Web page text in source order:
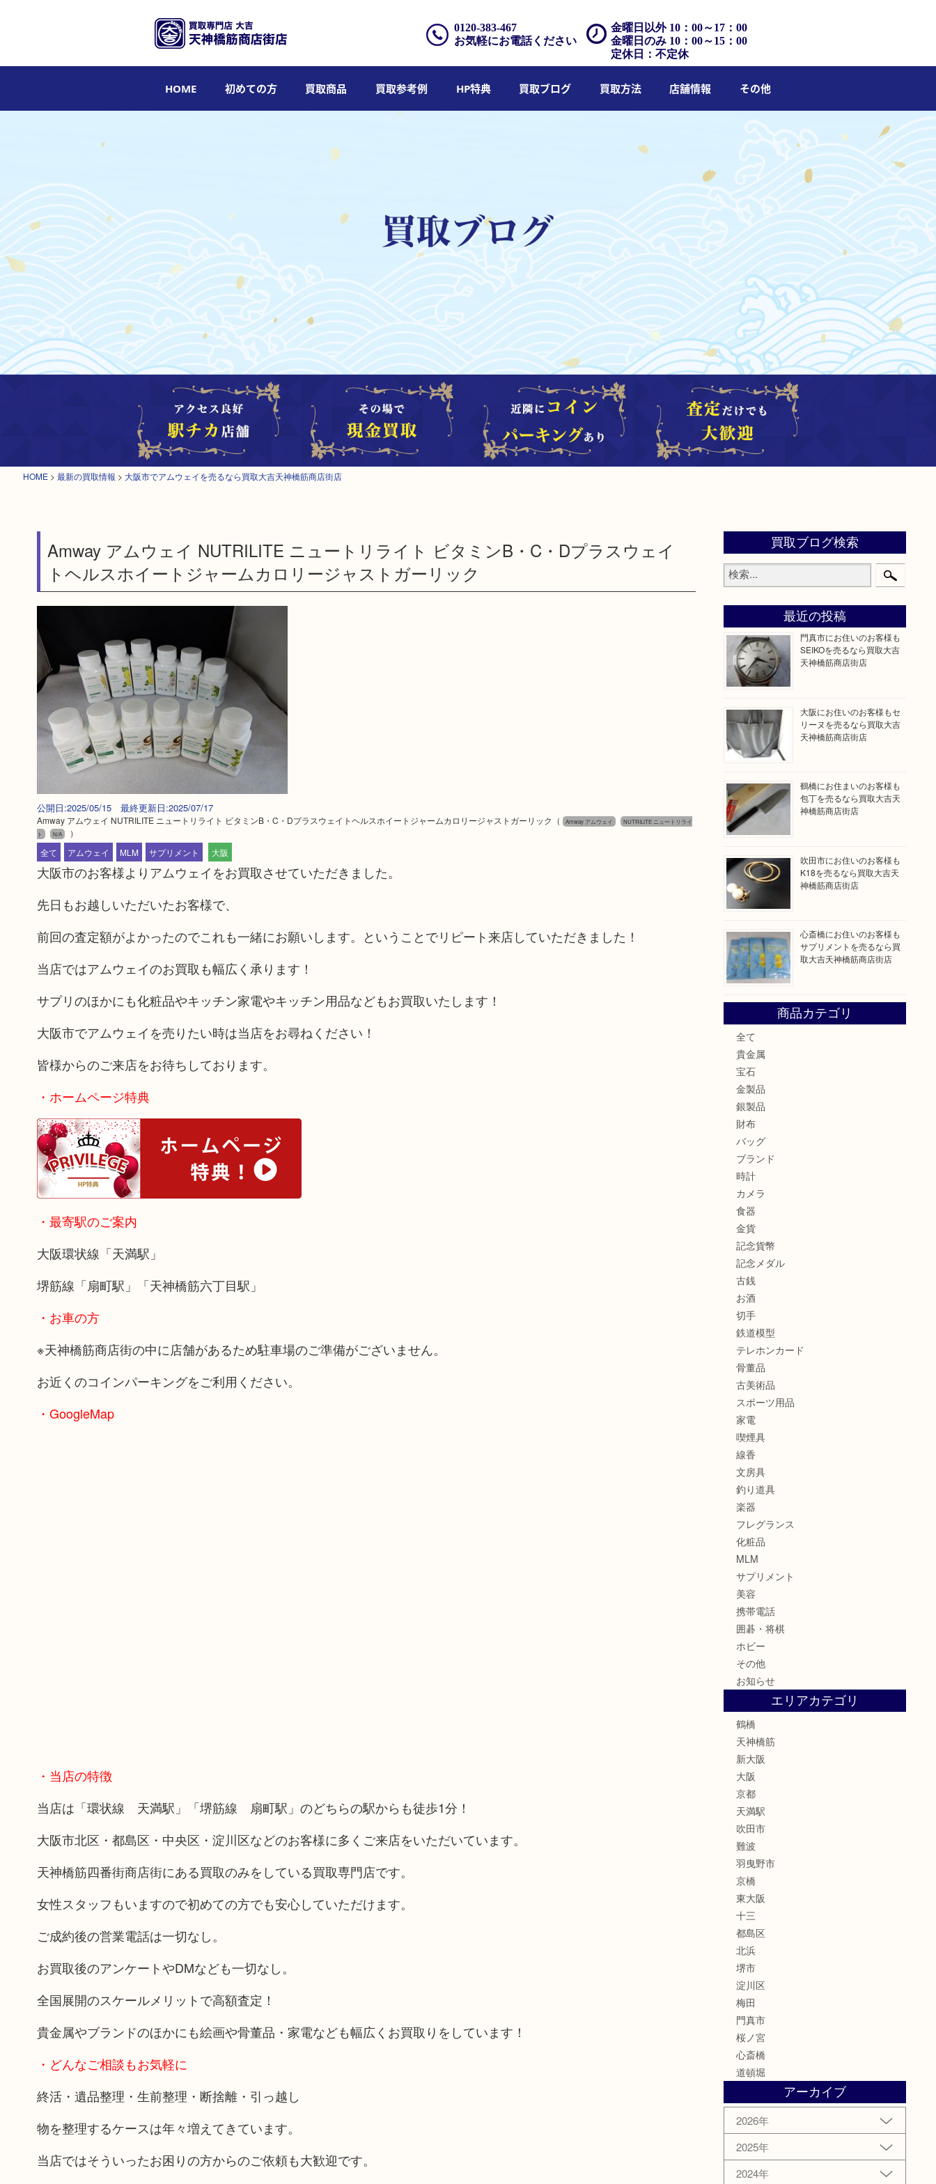
金曜日以外 10：00～17：00
金曜日のみ 10：00～15：00
定休日：不定休
0120-383-467
お気軽にお電話ください
HOME 初めての方 買取商品 買取参考例 HP特典 買取ブログ 買取方法 店舗情報 その他
HOME > 最新の買取情報 > 大阪市でアムウェイを売るなら買取大吉天神橋筋商店街店
Amway アムウェイ NUTRILITE ニュートリライト ビタミンB・C・Dプラスウェイ
トヘルスホイートジャームカロリージャストガーリック
公開日:2025/05/15 最終更新日:2025/07/17
Amway アムウェイ NUTRILITE ニュートリライト ビタミンB・C・Dプラスウェイトヘルスホイートジャームカロリージャストガーリック （ Amway アムウェイ
NUTRILITE ニュートリライ
ト
N/A
）
全て
アムウェイ MLM サプリメント 大阪
大阪市のお客様よりアムウェイをお買取させていただきました。
先日もお越しいただいたお客様で、
前回の査定額がよかったのでこれも一緒にお願いします。ということでリピート来店していただきました！
当店ではアムウェイのお買取も幅広く承ります！
サプリのほかにも化粧品やキッチン家電やキッチン用品などもお買取いたします！
大阪市でアムウェイを売りたい時は当店をお尋ねください！
皆様からのご来店をお待ちしております。
・ホームページ特典
・最寄駅のご案内
大阪環状線「天満駅」
堺筋線「扇町駅」「天神橋筋六丁目駅」
・お車の方
※天神橋筋商店街の中に店舗があるため駐車場のご準備がございません。
お近くのコインパーキングをご利用ください。
・GoogleMap
・当店の特徴
当店は「環状線 天満駅」「堺筋線 扇町駅」のどちらの駅からも徒歩1分！
大阪市北区・都島区・中央区・淀川区などのお客様に多くご来店をいただいています。
天神橋筋四番街商店街にある買取のみをしている買取専門店です。
女性スタッフもいますので初めての方でも安心していただけます。
ご成約後の営業電話は一切なし。
お買取後のアンケートやDMなども一切なし。
全国展開のスケールメリットで高額査定！
貴金属やブランドのほかにも絵画や骨董品・家電なども幅広くお買取りをしています！
・どんなご相談もお気軽に
終活・遺品整理・生前整理・断捨離・引っ越し
物を整理するケースは年々増えてきています。
当店ではそういったお困りの方からのご依頼も大歓迎です。
買取ブログ検索
最近の投稿
門真市にお住いのお客様も
SEIKOを売るなら買取大吉
天神橋筋商店街店
大阪にお住いのお客様もセ
リーヌを売るなら買取大吉
天神橋筋商店街店
鶴橋にお住まいのお客様も
包丁を売るなら買取大吉天
神橋筋商店街店
吹田市にお住いのお客様も
K18を売るなら買取大吉天
神橋筋商店街店
心斎橋にお住いのお客様も
サプリメントを売るなら買
取大吉天神橋筋商店街店
商品カテゴリ
全て
貴金属
宝石
金製品
銀製品
財布
バッグ
ブランド
時計
カメラ
食器
金貨
記念貨幣
記念メダル
古銭
お酒
切手
鉄道模型
テレホンカード
骨董品
古美術品
スポーツ用品
家電
喫煙具
線香
文房具
釣り道具
楽器
フレグランス
化粧品
MLM
サプリメント
美容
携帯電話
囲碁・将棋
ホビー
その他
お知らせ
エリアカテゴリ
鶴橋
天神橋筋
新大阪
大阪
京都
天満駅
吹田市
難波
羽曳野市
京橋
東大阪
十三
都島区
北浜
堺市
淀川区
梅田
門真市
桜ノ宮
心斎橋
道頓堀
アーカイブ
2026年
2025年
2024年